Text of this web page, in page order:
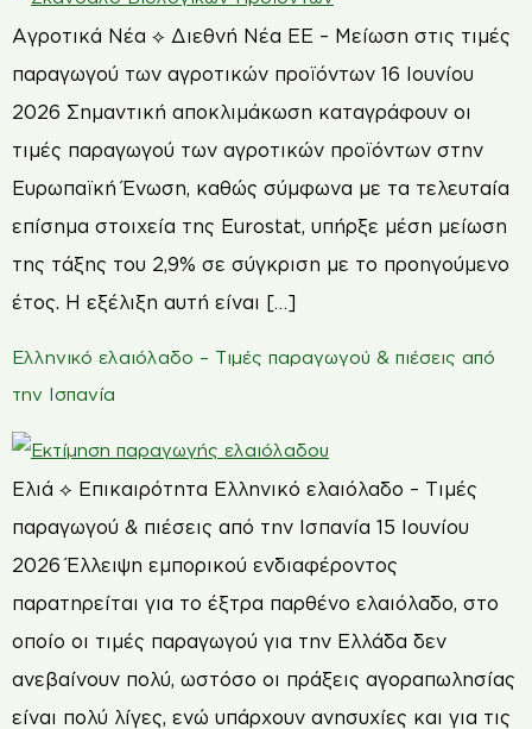
Αγροτικά Νέα ⟡ Διεθνή Νέα ΕΕ – Μείωση στις τιμές
παραγωγού των αγροτικών προϊόντων 16 Ιουνίου
2026 Σημαντική αποκλιμάκωση καταγράφουν οι
τιμές παραγωγού των αγροτικών προϊόντων στην
Ευρωπαϊκή Ένωση, καθώς σύμφωνα με τα τελευταία
επίσημα στοιχεία της Eurostat, υπήρξε μέση μείωση
της τάξης του 2,9% σε σύγκριση με το προηγούμενο
έτος. Η εξέλιξη αυτή είναι […]
Ελληνικό ελαιόλαδο – Τιμές παραγωγού & πιέσεις από
την Ισπανία
Ελιά ⟡ Επικαιρότητα Ελληνικό ελαιόλαδο – Τιμές
παραγωγού & πιέσεις από την Ισπανία 15 Ιουνίου
2026 Έλλειψη εμπορικού ενδιαφέροντος
παρατηρείται για το έξτρα παρθένο ελαιόλαδο, στο
οποίο οι τιμές παραγωγού για την Ελλάδα δεν
ανεβαίνουν πολύ, ωστόσο οι πράξεις αγοραπωλησίας
είναι πολύ λίγες, ενώ υπάρχουν ανησυχίες και για τις